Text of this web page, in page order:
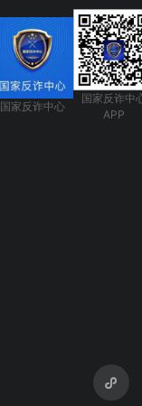
国家反诈中心
国家反诈中
APP